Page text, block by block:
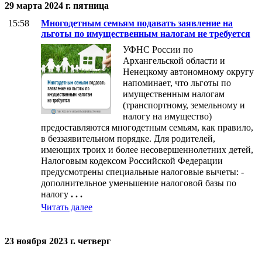
29 марта 2024 г. пятница
15:58
Многодетным семьям подавать заявление на
льготы по имущественным налогам не требуется
УФНС России по
Архангельской области и
Ненецкому автономному округу
напоминает, что льготы по
имущественным налогам
(транспортному, земельному и
налогу на имущество)
предоставляются многодетным семьям, как правило,
в беззаявительном порядке. Для родителей,
имеющих троих и более несовершеннолетних детей,
Налоговым кодексом Российской Федерации
предусмотрены специальные налоговые вычеты: -
дополнительное уменьшение налоговой базы по
налогу . . .
Читать далее
23 ноября 2023 г. четверг